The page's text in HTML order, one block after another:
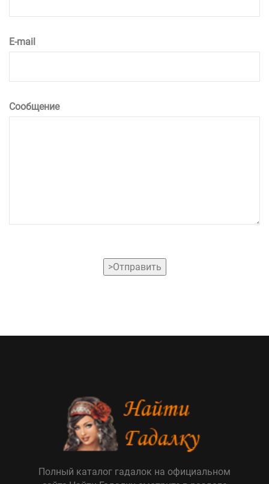
E-mail
Сообщение
>Отправить
Полный каталог гадалок на официальном